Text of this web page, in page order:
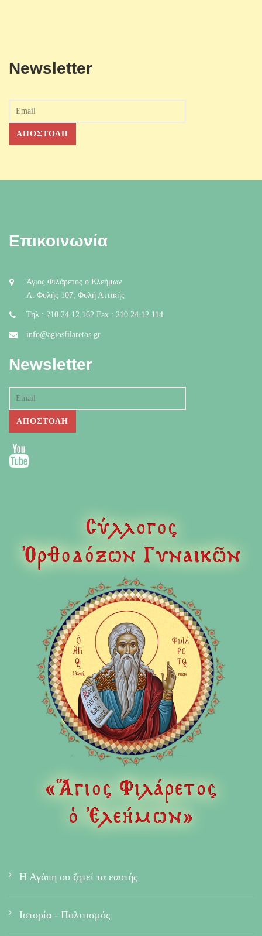
Newsletter
Επικοινωνία
Άγιος Φιλάρετος ο Ελεήμων
Λ. Φυλής 107, Φυλή Αττικής
Τηλ : 210.24.12.162 Fax : 210.24.12.114
info@agiosfilaretos.gr
Newsletter
Η Αγάπη ου ζητεί τα εαυτής
Ιστορία - Πολιτισμός